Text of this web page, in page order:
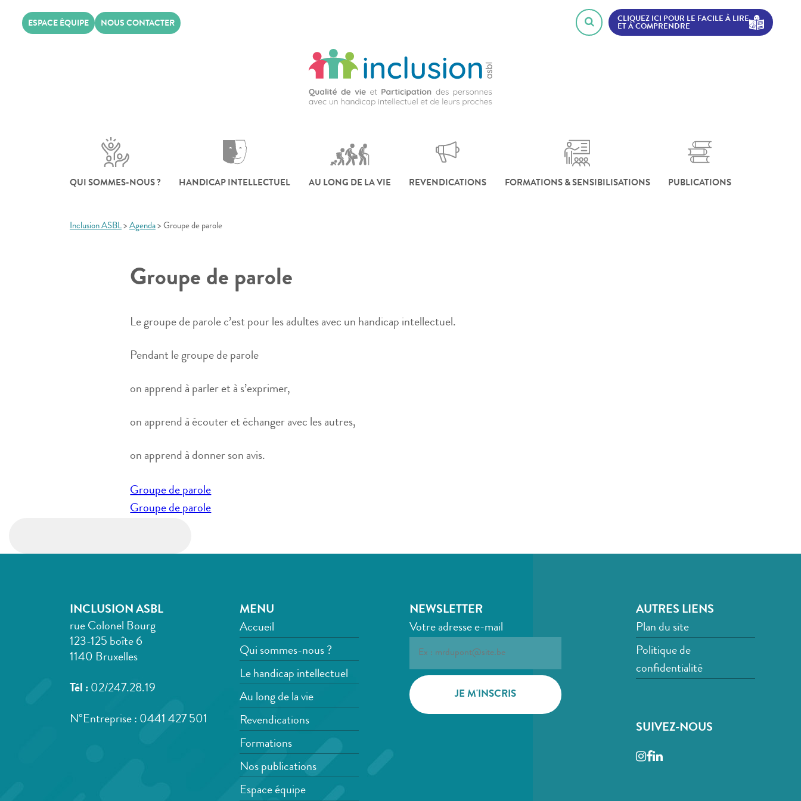
ESPACE ÉQUIPE NOUS CONTACTER
CLIQUEZ ICI POUR LE FACILE À LIRE
ET À COMPRENDRE
QUI SOMMES-NOUS ? HANDICAP INTELLECTUEL AU LONG DE LA VIE REVENDICATIONS FORMATIONS & SENSIBILISATIONS PUBLICATIONS
Inclusion ASBL> Agenda > Groupe de parole
Groupe de parole
Le groupe de parole c’est pour les adultes avec un handicap intellectuel.
Pendant le groupe de parole
on apprend à parler et à s’exprimer,
on apprend à écouter et échanger avec les autres,
on apprend à donner son avis.
Navigation
de
Groupe de parole
Groupe de parole
INCLUSION ASBL
rue Colonel Bourg
123-125 boîte 6
1140 Bruxelles
Tél : 02/247.28.19
N°Entreprise : 0441 427 501
MENU
Accueil
Qui sommes-nous ?
Le handicap intellectuel
Au long de la vie
Revendications
Formations
Nos publications
Espace équipe
NEWSLETTER
Votre adresse e-mail
AUTRES LIENS
Plan du site
Politique de
confidentialité
SUIVEZ-NOUS
Instagram
Facebook
LinkedIn